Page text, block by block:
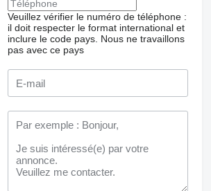
Veuillez vérifier le numéro de téléphone :
il doit respecter le format international et
inclure le code pays. Nous ne travaillons
pas avec ce pays